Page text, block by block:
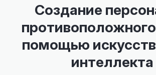
Создание
помощью
интеллекта